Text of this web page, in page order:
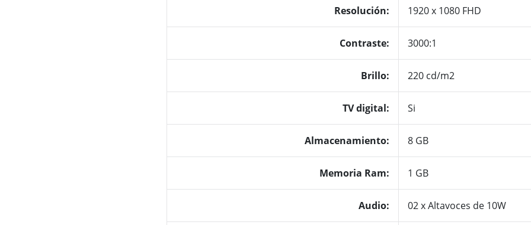
Resolución: 1920 x 1080 FHD
Contraste: 3000:1
Brillo: 220 cd/m2
TV digital: Si
Almacenamiento: 8 GB
Memoria Ram: 1 GB
Audio: 02 x Altavoces de 10W